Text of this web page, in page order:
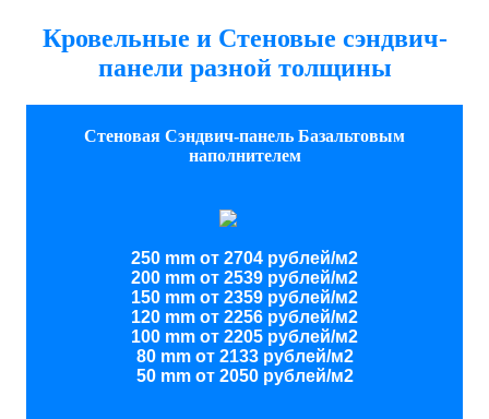
Кровельные и Стеновые сэндвич-
панели разной толщины
Стеновая Сэндвич-панель Базальтовым
наполнителем
250 mm от 2704 рублей/м2
200 mm от 2539 рублей/м2
150 mm от 2359 рублей/м2
120 mm от 2256 рублей/м2
100 mm от 2205 рублей/м2
80 mm от 2133 рублей/м2
50 mm от 2050 рублей/м2